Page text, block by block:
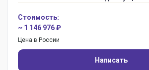
Стоимость:
~ 1 146 976 ₽
Цена в России
Написать